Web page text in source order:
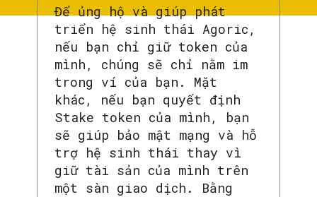
Để ủng hộ và giúp phát
triển hệ sinh thái Agoric,
nếu bạn chỉ giữ token của
mình, chúng sẽ chỉ nằm im
trong ví của bạn. Mặt
khác, nếu bạn quyết định
Stake token của mình, bạn
sẽ giúp bảo mật mạng và hỗ
trợ hệ sinh thái thay vì
giữ tài sản của mình trên
một sàn giao dịch. Bằng